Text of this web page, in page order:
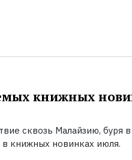
книжных
сквозь Малайзию, буря
книжных новинках июля.